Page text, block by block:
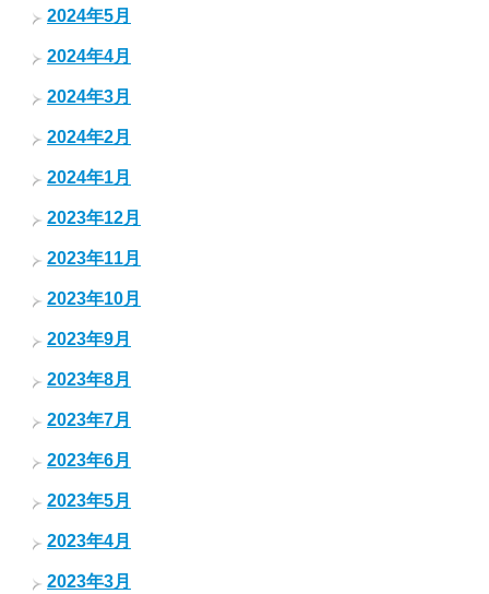
2024年5月
2024年4月
2024年3月
2024年2月
2024年1月
2023年12月
2023年11月
2023年10月
2023年9月
2023年8月
2023年7月
2023年6月
2023年5月
2023年4月
2023年3月